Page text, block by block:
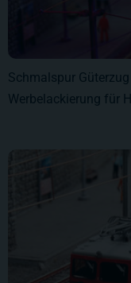
Schmalspur
Werbelackierung für